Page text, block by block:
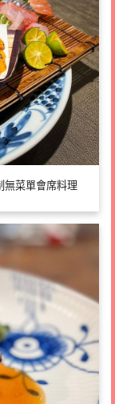
無菜單會席料理